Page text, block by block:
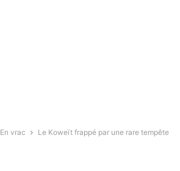
En vrac
Le Koweït frappé par une rare tempête